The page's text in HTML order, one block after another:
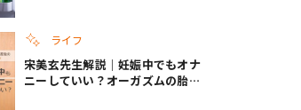
ライフ
宋美玄先生解説｜妊娠中でもオナ
ニーしていい？オーガズムの胎児